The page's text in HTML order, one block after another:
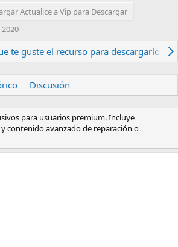
Actualice a Vip para Descargar
2020
te guste el recurso para descargarlo.
Discusión
para usuarios premium. Incluye
contenido avanzado de reparación o